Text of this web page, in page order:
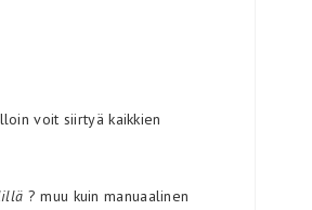
voit siirtyä kaikkien
? muu kuin manuaalinen